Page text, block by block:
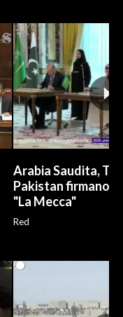
Arabia Saudita,
Pakistan firmano
"La Mecca"
Red